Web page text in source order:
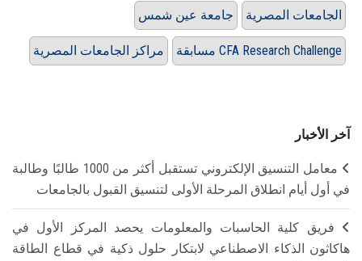
جامعة عين شمس الجامعات المصرية
مراكز الجامعات المصرية مسابقة CFA Research Challenge
آخر الأخبار
معامل التنسيق الإلكتروني تستقبل أكثر من 1000 طالبًا وطالبة
في أول أيام انطلاق المرحلة الأولى لتنسيق القبول بالجامعات
فريق كلية الحاسبات والمعلومات يحصد المركز الأول في
هاكاثون الذكاء الاصطناعي لابتكار حلول ذكية في قطاع الطاقة